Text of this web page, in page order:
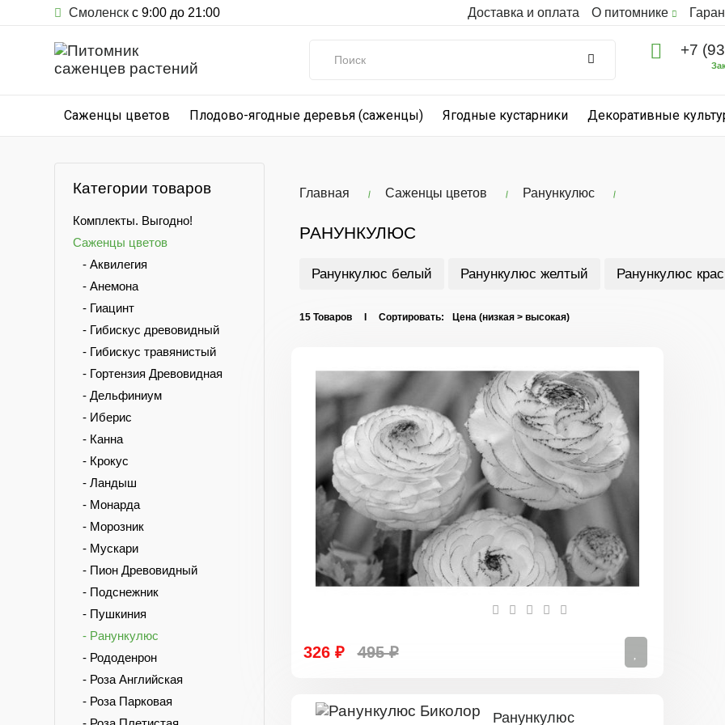
Смоленск с 9:00 до 21:00 Доставка и оплата О питомнике
+7
Саженцы цветов Плодово-ягодные деревья (саженцы) Ягодные кустарники Декоративные
Категории товаров
Комплекты. Выгодно!
Саженцы цветов
- Аквилегия
- Анемона
- Гиацинт
- Гибискус древовидный
- Гибискус травянистый
- Гортензия Древовидная
- Дельфиниум
- Иберис
- Канна
- Крокус
- Ландыш
- Монарда
- Морозник
- Мускари
- Пион Древовидный
- Подснежник
- Пушкиния
- Ранункулюс
- Рододенрон
- Роза Английская
- Роза Парковая
Главная Саженцы цветов Ранункулюс
РАНУНКУЛЮС
Ранункулюс белый Ранункулюс желтый Ранункулюс
15 Товаров I Сортировать:
326 ₽ 495 ₽
Ранункулюс